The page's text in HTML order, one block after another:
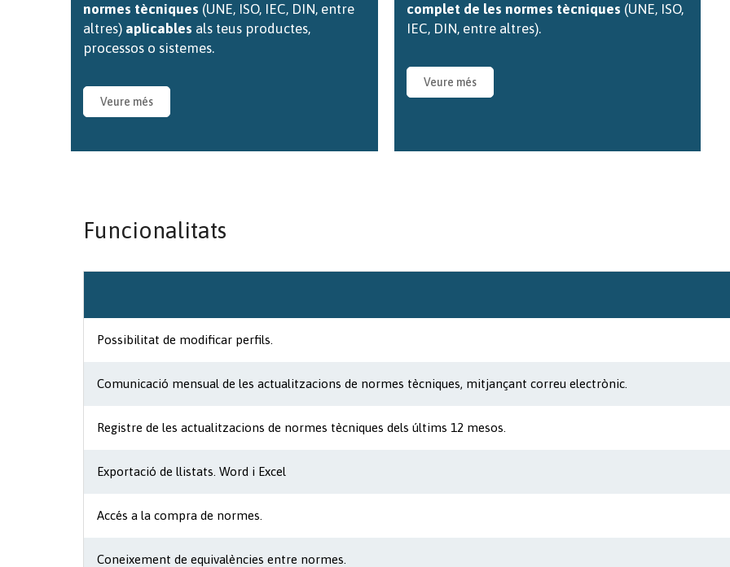
normes tècniques (UNE, ISO, IEC, DIN, entre
altres) aplicables als teus productes,
processos o sistemes.
Veure més
complet de les normes tècniques (UNE, ISO,
IEC, DIN, entre altres).
Veure més
Funcionalitats
Possibilitat de modificar perfils.
Comunicació mensual de les actualitzacions de normes tècniques, mitjançant correu electrònic.
Registre de les actualitzacions de normes tècniques dels últims 12 mesos.
Exportació de llistats. Word i Excel
Accés a la compra de normes.
Coneixement de equivalències entre normes.